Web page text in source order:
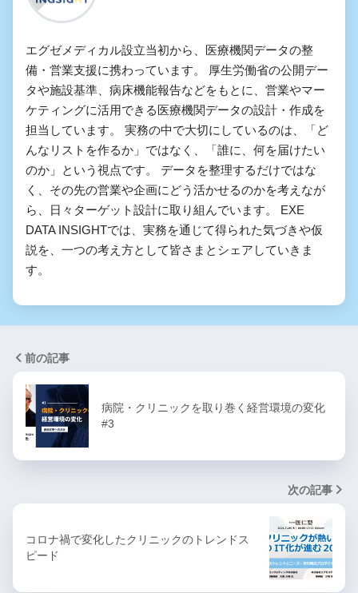
エグゼメディカル設立当初から、医療機関データの整
備・営業支援に携わっています。 厚生労働省の公開デー
タや施設基準、病床機能報告などをもとに、営業やマー
ケティングに活用できる医療機関データの設計・作成を
担当しています。 実務の中で大切にしているのは、「ど
んなリストを作るか」ではなく、「誰に、何を届けたい
のか」という視点です。 データを整理するだけではな
く、その先の営業や企画にどう活かせるのかを考えなが
ら、日々ターゲット設計に取り組んでいます。 EXE
DATA INSIGHTでは、実務を通じて得られた気づきや仮
説を、一つの考え方として皆さまとシェアしていきま
す。
前の記事
病院・クリニックを取り巻く経営環境の変化
#3
次の記事
コロナ禍で変化したクリニックのトレンドス
ピード